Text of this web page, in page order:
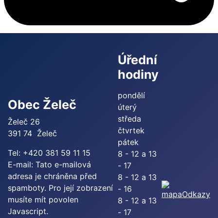
Obec Želeč
Želeč 26
391 74 Želeč
Tel: +420 381 59 11 15
E-mail: Tato e-mailová
adresa je chráněna před
spamboty. Pro její zobrazení
musíte mít povolen
Javascript.
Úřední
hodiny
pondělí
úterý
středa
čtvrtek
pátek
8 - 12 a 13
- 17
8 - 12 a 13
- 16
8 - 12 a 13
- 17
Odkazy